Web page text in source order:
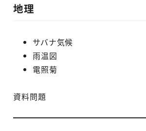
地理
サバナ気候
雨温図
電照菊
資料問題